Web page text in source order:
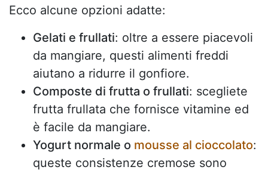
Ecco alcune opzioni adatte:
Gelati e frullati: oltre a essere piacevoli
da mangiare, questi alimenti freddi
aiutano a ridurre il gonfiore.
Composte di frutta o frullati: scegliete
frutta frullata che fornisce vitamine ed
è facile da mangiare.
Yogurt normale o mousse al cioccolato:
queste consistenze cremose sono